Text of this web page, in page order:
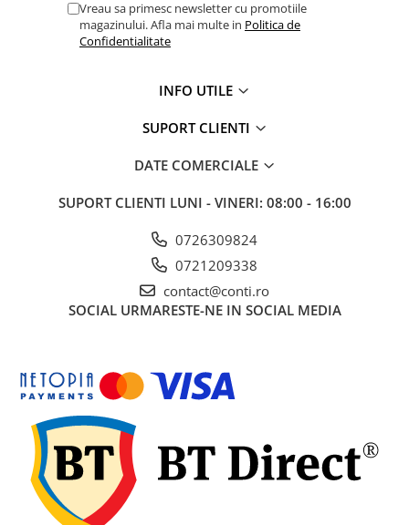
Sisteme pompare
Pompe pentru zugravit si vopsit
Accesorii sisteme pompare
Placi compactoare unidirectionale
Placi compactoare reversibile
Cilindri vibrocompactori
Accesorii compactoare
Malaxoare
Depozitare, transport si protectie
Scari de lucru si schele
Echipamente de ridicat
Echipamente pentru transport
Vreau sa primesc newsletter cu promotiile
magazinului. Afla mai multe in Politica de
Confidentialitate
INFO UTILE
SUPORT CLIENTI
DATE COMERCIALE
SUPORT CLIENTI LUNI - VINERI: 08:00 - 16:00
0726309824
0721209338
contact@conti.ro
SOCIAL URMARESTE-NE IN SOCIAL MEDIA